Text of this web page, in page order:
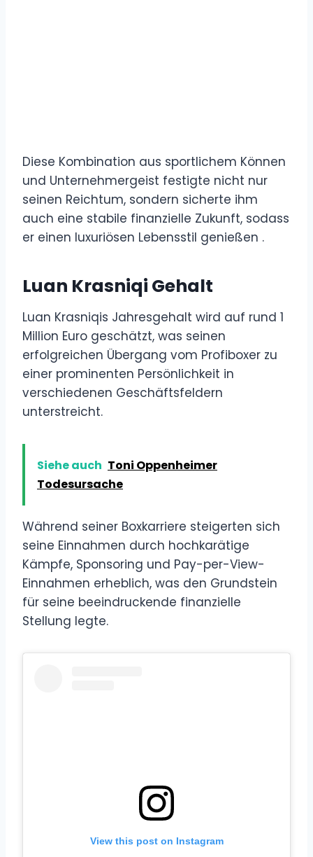
Diese Kombination aus sportlichem Können
und Unternehmergeist festigte nicht nur
seinen Reichtum, sondern sicherte ihm
auch eine stabile finanzielle Zukunft, sodass
er einen luxuriösen Lebensstil genießen .
Luan Krasniqi Gehalt
Luan Krasniqis Jahresgehalt wird auf rund 1
Million Euro geschätzt, was seinen
erfolgreichen Übergang vom Profiboxer zu
einer prominenten Persönlichkeit in
verschiedenen Geschäftsfeldern
unterstreicht.
Siehe auch Toni Oppenheimer
Todesursache
Während seiner Boxkarriere steigerten sich
seine Einnahmen durch hochkarätige
Kämpfe, Sponsoring und Pay-per-View-
Einnahmen erheblich, was den Grundstein
für seine beeindruckende finanzielle
Stellung legte.
View this post on Instagram